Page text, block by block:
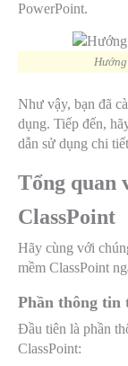
PowerPoint.
Như vậy, bạn đã
dụng. Tiếp đến,
dẫn sử dụng chi
Tổng quan
ClassPoint
Hãy cùng với
mềm ClassPoint
Phần thông tin
Đầu tiên là phần
ClassPoint: